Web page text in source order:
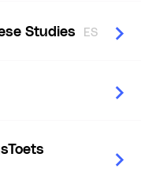
Studies ES